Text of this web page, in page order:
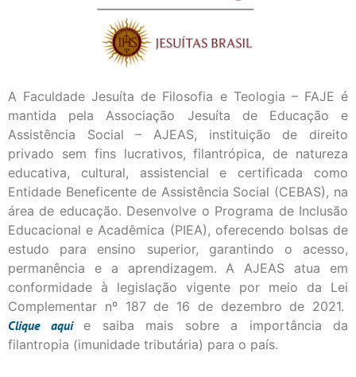
A Faculdade Jesuíta de Filosofia e Teologia – FAJE é
mantida pela Associação Jesuíta de Educação e
Assistência Social – AJEAS, instituição de direito
privado sem fins lucrativos, filantrópica, de natureza
educativa, cultural, assistencial e certificada como
Entidade Beneficente de Assistência Social (CEBAS), na
área de educação. Desenvolve o Programa de Inclusão
Educacional e Acadêmica (PIEA), oferecendo bolsas de
estudo para ensino superior, garantindo o acesso,
permanência e a aprendizagem. A AJEAS atua em
conformidade à legislação vigente por meio da Lei
Complementar nº 187 de 16 de dezembro de 2021.
Cliqueaqui
e saiba mais sobre a importância da
filantropia (imunidade tributária) para o país.